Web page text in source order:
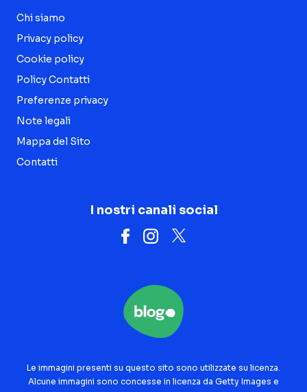
Chi siamo
Privacy policy
Cookie policy
Policy Contatti
Preferenze privacy
Note legali
Mappa del Sito
Contatti
I nostri canali social
Le immagini presenti su questo sito sono utilizzate su licenza.
Alcune immagini sono concesse in licenza da Getty Images e